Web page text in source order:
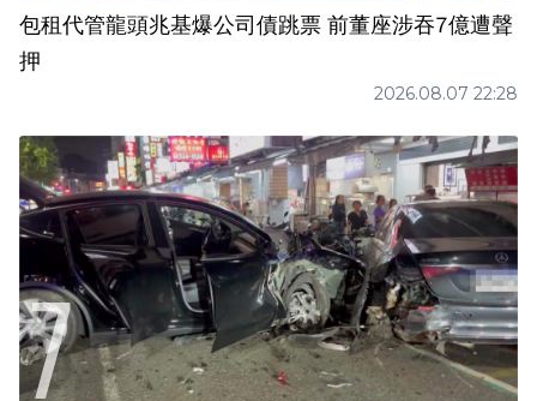
包租代管龍頭兆基爆公司債跳票 前董座涉吞7億遭聲
押
2026.08.07 22:28